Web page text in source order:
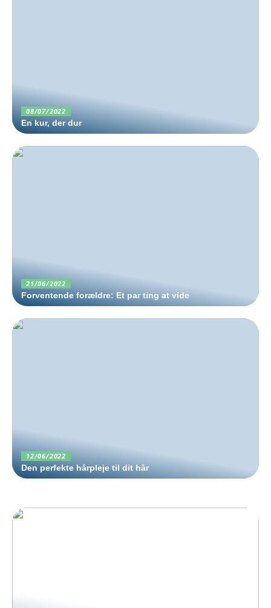
08/07/2022
En kur, der dur
21/06/2022
Forventende forældre: Et par ting at vide
12/06/2022
Den perfekte hårpleje til dit hår